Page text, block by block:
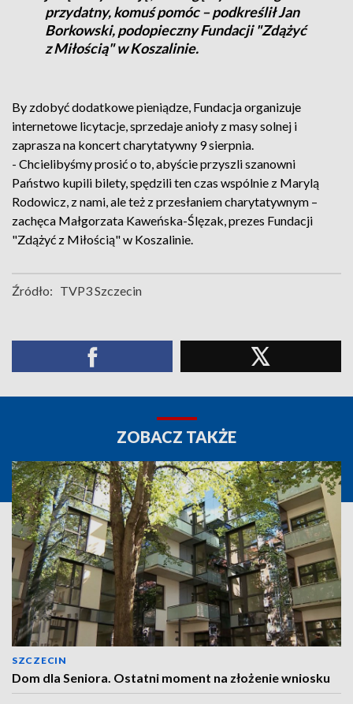
przydatny, komuś pomóc – podkreślił Jan
Borkowski, podopieczny Fundacji "Zdążyć
z Miłością" w Koszalinie.
By zdobyć dodatkowe pieniądze, Fundacja organizuje
internetowe licytacje, sprzedaje anioły z masy solnej i
zaprasza na koncert charytatywny 9 sierpnia.
- Chcielibyśmy prosić o to, abyście przyszli szanowni
Państwo kupili bilety, spędzili ten czas wspólnie z Marylą
Rodowicz, z nami, ale też z przesłaniem charytatywnym –
zachęca Małgorzata Kaweńska-Ślęzak, prezes Fundacji
"Zdążyć z Miłością" w Koszalinie.
Źródło: TVP3 Szczecin
ZOBACZ TAKŻE
SZCZECIN
Dom dla Seniora. Ostatni moment na złożenie wniosku